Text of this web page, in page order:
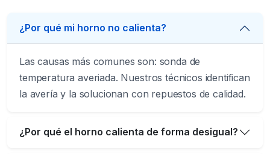
¿Por qué mi horno no calienta?
Las causas más comunes son: sonda de
temperatura averiada. Nuestros técnicos identifican
la avería y la solucionan con repuestos de calidad.
¿Por qué el horno calienta de forma desigual?